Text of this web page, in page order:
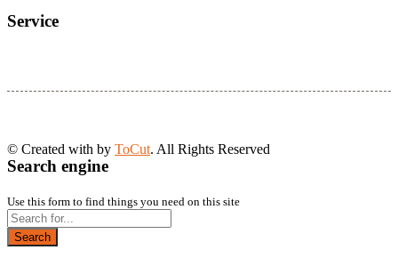
Service
© Created with by ToCut. All Rights Reserved
Search engine
Use this form to find things you need on this site
Search